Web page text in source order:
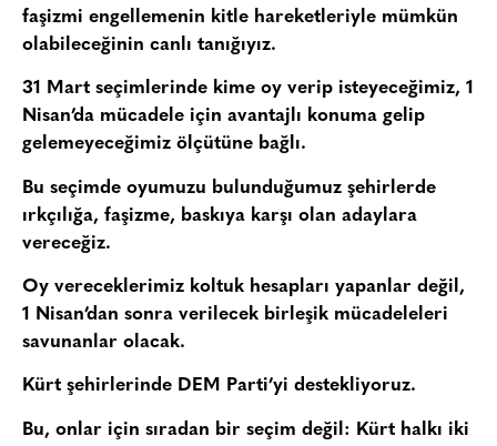
faşizmi engellemenin kitle hareketleriyle mümkün
olabileceğinin canlı tanığıyız.
31 Mart seçimlerinde kime oy verip isteyeceğimiz, 1
Nisan’da mücadele için avantajlı konuma gelip
gelemeyeceğimiz ölçütüne bağlı.
Bu seçimde oyumuzu bulunduğumuz şehirlerde
ırkçılığa, faşizme, baskıya karşı olan adaylara
vereceğiz.
Oy vereceklerimiz koltuk hesapları yapanlar değil,
1 Nisan’dan sonra verilecek birleşik mücadeleleri
savunanlar olacak.
Kürt şehirlerinde DEM Parti’yi destekliyoruz.
Bu, onlar için sıradan bir seçim değil: Kürt halkı iki